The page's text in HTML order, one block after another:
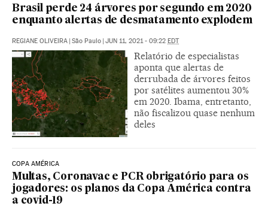
Brasil perde 24 árvores por segundo em 2020
enquanto alertas de desmatamento explodem
REGIANE OLIVEIRA | São Paulo | JUN 11, 2021 - 09:22 EDT
Relatório de especialistas
aponta que alertas de
derrubada de árvores feitos
por satélites aumentou 30%
em 2020. Ibama, entretanto,
não fiscalizou quase nenhum
deles
COPA AMÉRICA
Multas, Coronavac e PCR obrigatório para os
jogadores: os planos da Copa América contra
a covid-19